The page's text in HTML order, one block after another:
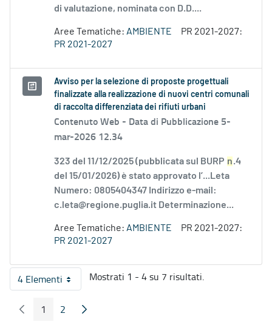
di valutazione, nominata con D.D....
Aree Tematiche: AMBIENTE
PR 2021-2027:
PR 2021-2027
Avviso per la selezione di proposte progettuali
finalizzate alla realizzazione di nuovi centri comunali
di raccolta differenziata dei rifiuti urbani
Contenuto Web - Data di Pubblicazione 5-
mar-2026 12.34
323 del 11/12/2025 (pubblicata sul BURP n.4
del 15/01/2026) è stato approvato l’...Leta
Numero: 0805404347 Indirizzo e-mail:
c.leta@regione.puglia.it Determinazione...
Aree Tematiche: AMBIENTE
PR 2021-2027:
PR 2021-2027
4 ElementiPer pagina
Mostrati 1 - 4 su 7 risultati.
Pagina Precedente
Pagina
1 Pagina
2 Pagina Seguente